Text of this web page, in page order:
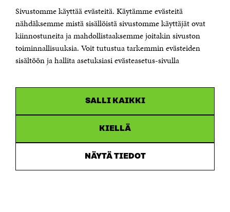
Sivustomme käyttää evästeitä. Käytämme evästeitä
nähdäksemme mistä sisällöistä sivustomme käyttäjät ovat
kiinnostuneita ja mahdollistaaksemme joitakin sivuston
toiminnallisuuksia. Voit tutustua tarkemmin evästeiden
sisältöön ja hallita asetuksiasi evästeasetus-sivulla
SALLI KAIKKI
KIELLÄ
NÄYTÄ TIEDOT
Puhelin +358 294 618 991
Sähköpostiosoite
Saapumisohjeet
Y-tunnus 0202132-3
ikkunassaInstagram